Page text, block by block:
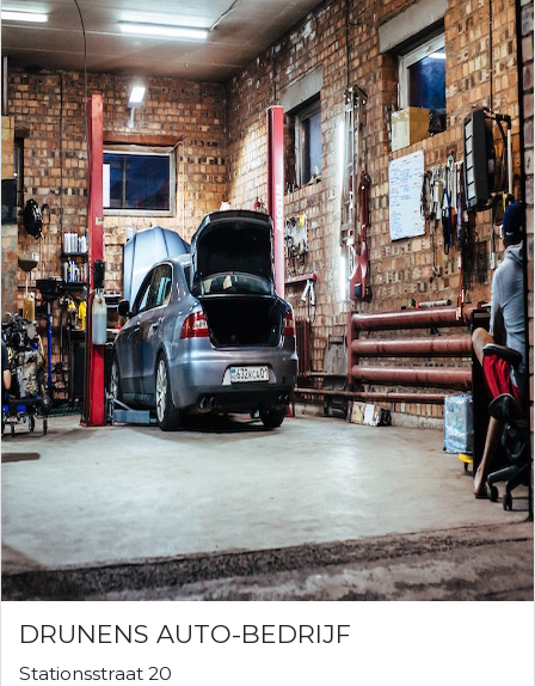
DRUNENS AUTO-BEDRIJF
Stationsstraat 20